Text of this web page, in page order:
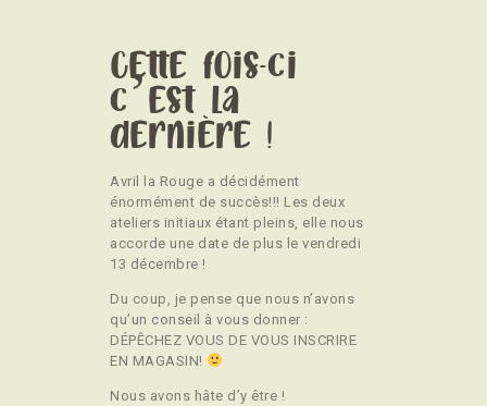
Cette fois-ci
c’est la
dernière !
Avril la Rouge a décidément
énormément de succès!!! Les deux
ateliers initiaux étant pleins, elle nous
accorde une date de plus le vendredi
13 décembre !
Du coup, je pense que nous n’avons
qu’un conseil à vous donner :
DÉPÊCHEZ VOUS DE VOUS INSCRIRE
EN MAGASIN!
Nous avons hâte d’y être !